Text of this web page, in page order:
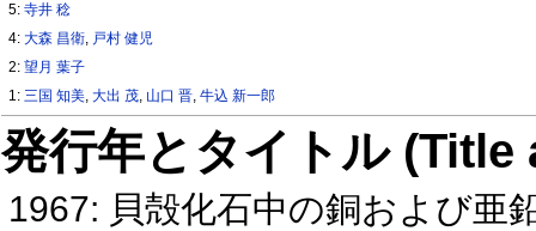
5:寺井 稔
4:大森 昌衛, 戸村 健児
2:望月 葉子
1:三国 知美,大出 茂, 山口 晋,牛込 新一郎
発行年とタイトル
1967: 貝殻化石中の銅および亜